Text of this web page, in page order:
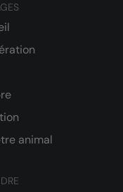
animal